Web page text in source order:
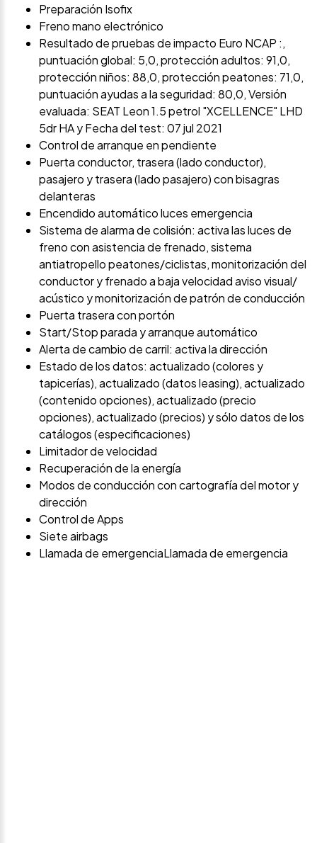
Preparación Isofix
Freno mano electrónico
Resultado de pruebas de impacto Euro NCAP :,
puntuación global: 5,0, protección adultos: 91,0,
protección niños: 88,0, protección peatones: 71,0,
puntuación ayudas a la seguridad: 80,0, Versión
evaluada: SEAT Leon 1.5 petrol "XCELLENCE" LHD
5dr HA y Fecha del test: 07 jul 2021
Control de arranque en pendiente
Puerta conductor, trasera (lado conductor),
pasajero y trasera (lado pasajero) con bisagras
delanteras
Encendido automático luces emergencia
Sistema de alarma de colisión: activa las luces de
freno con asistencia de frenado, sistema
antiatropello peatones/ciclistas, monitorización del
conductor y frenado a baja velocidad aviso visual/
acústico y monitorización de patrón de conducción
Puerta trasera con portón
Start/Stop parada y arranque automático
Alerta de cambio de carril: activa la dirección
Estado de los datos: actualizado (colores y
tapicerías), actualizado (datos leasing), actualizado
(contenido opciones), actualizado (precio
opciones), actualizado (precios) y sólo datos de los
catálogos (especificaciones)
Limitador de velocidad
Recuperación de la energía
Modos de conducción con cartografía del motor y
dirección
Control de Apps
Siete airbags
Llamada de emergenciaLlamada de emergencia